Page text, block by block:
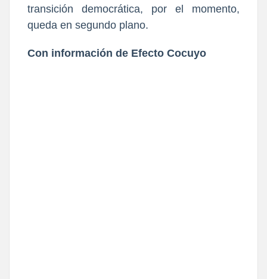
transición democrática, por el momento,
queda en segundo plano.
Con información de Efecto Cocuyo